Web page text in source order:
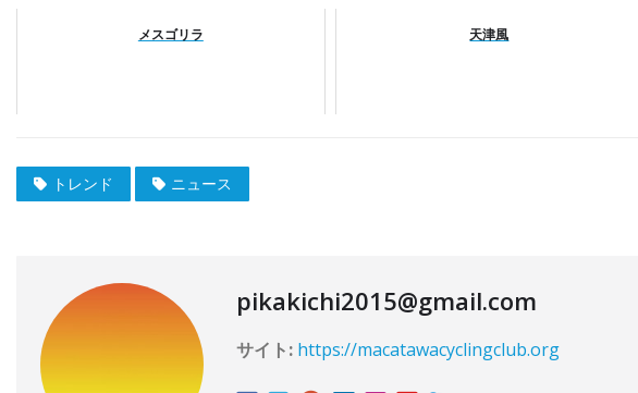
メスゴリラ 天津風
トレンド ニュース
pikakichi2015@gmail.com
サイト: https://macatawacyclingclub.org